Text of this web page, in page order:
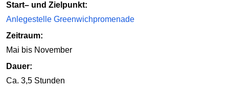
Start– und Zielpunkt:
Anlegestelle Greenwichpromenade
Zeitraum:
Mai bis November
Dauer:
Ca. 3,5 Stunden